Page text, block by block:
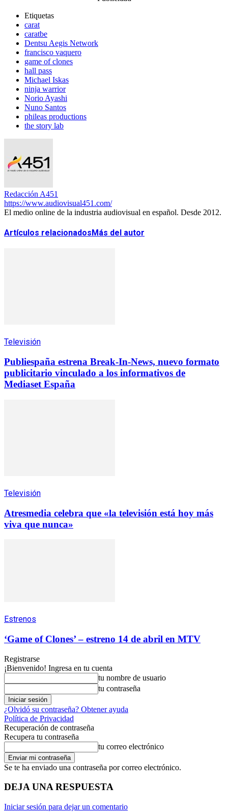
Etiquetas
carat
caratbe
Dentsu Aegis Network
francisco vaquero
game of clones
hall pass
Michael Iskas
ninja warrior
Norio Ayashi
Nuno Santos
phileas productions
the story lab
Redacción A451
https://www.audiovisual451.com/
El medio online de la industria audiovisual en español. Desde 2012.
Artículos relacionadosMás del autor
Televisión
Publiespaña estrena Break-In-News, nuevo formato
publicitario vinculado a los informativos de
Mediaset España
Televisión
Atresmedia celebra que «la televisión está hoy más
viva que nunca»
Estrenos
‘Game of Clones’ – estreno 14 de abril en MTV
Registrarse
¡Bienvenido! Ingresa en tu cuenta
tu nombre de usuario
tu contraseña
¿Olvidó su contraseña? Obtener ayuda
Política de Privacidad
Recuperación de contraseña
Recupera tu contraseña
tu correo electrónico
Se te ha enviado una contraseña por correo electrónico.
DEJA UNA RESPUESTA
Iniciar sesión para dejar un comentario